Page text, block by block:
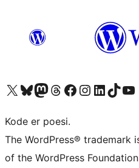
Besøg vores X (tidligere Twitter) konto
Besøg vores Bluesky-konto
Besøg vores Mastodon konto
Besøg vores Threads-konto
Besøg vores Facebook sideBesøg vores Instagram konto
Besøg vores LinkedIn konto
Besøg voresBesøg vores
Kode er poesi.
The WordPress® trademark
of the WordPress